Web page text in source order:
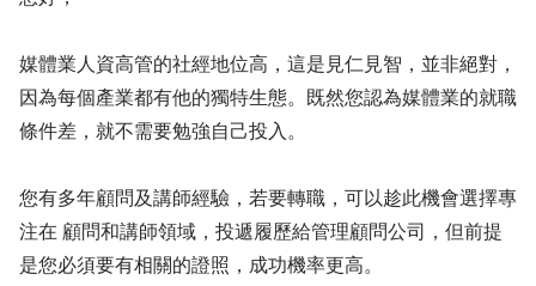
媒體業人資高管的社經地位高，這是見仁見智，並非絕對，
因為每個產業都有他的獨特生態。既然您認為媒體業的就職
條件差，就不需要勉強自己投入。
您有多年顧問及講師經驗，若要轉職，可以趁此機會選擇專
注在 顧問和講師領域，投遞履歷給管理顧問公司，但前提
是您必須要有相關的證照，成功機率更高。